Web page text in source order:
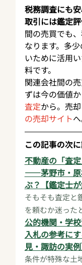
税務調査にも
取引には鑑定
間の売買でも
なります。多
いために活用
料です。
関連会社間の
ずは今の価値
査定から。売
の売却サイトへ
この記事の次
不動産の「査
——茅野市・原
ぶ？【鑑定士が
そもそも査定と
を頼むか迷った
公的機関・学
入札の参考に
見・諏訪の実例
条件が特殊な土